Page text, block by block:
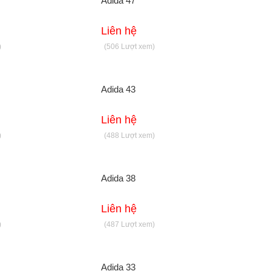
Liên hệ
(506 Lượt xem)
Adida 43
Liên hệ
(488 Lượt xem)
Adida 38
Liên hệ
(487 Lượt xem)
Adida 33